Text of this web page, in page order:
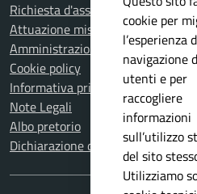
Richiesta d'assistenza
Attuazione misure PNRR
Amministrazione trasparente
Cookie policy
Informativa privacy
Note Legali
Albo pretorio
Dichiarazione di accessibilità
cookie per
l’esperienza
navigazione
utenti e per
raccogliere
informazioni
sull’utilizzo
del sito
Utilizziamo